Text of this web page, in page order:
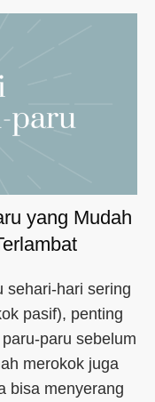
yang Mudah
sehari-hari sering
pasif), penting
paru sebelum
merokok juga
bisa menyerang